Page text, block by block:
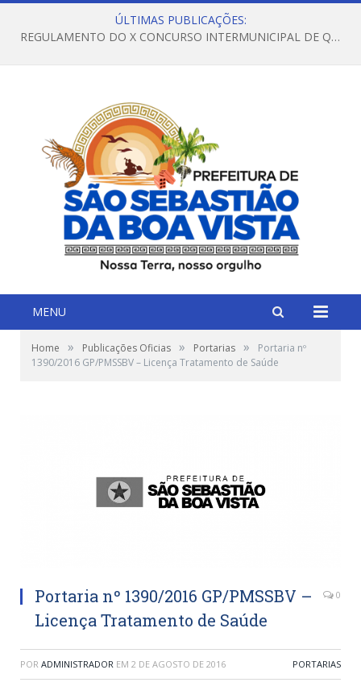
ÚLTIMAS PUBLICAÇÕES:
REGULAMENTO DO X CONCURSO INTERMUNICIPAL DE QUADRILHAS JUNINAS – 2026 – ARRAIÁ DA VENEZA
MENU
Home » Publicações Oficias » Portarias »
Portaria nº
1390/2016 GP/PMSSBV – Licença Tratamento de Saúde
Portaria nº 1390/2016 GP/PMSSBV –
Licença Tratamento de Saúde
0
POR ADMINISTRADOR EM 2 DE AGOSTO DE 2016 PORTARIAS